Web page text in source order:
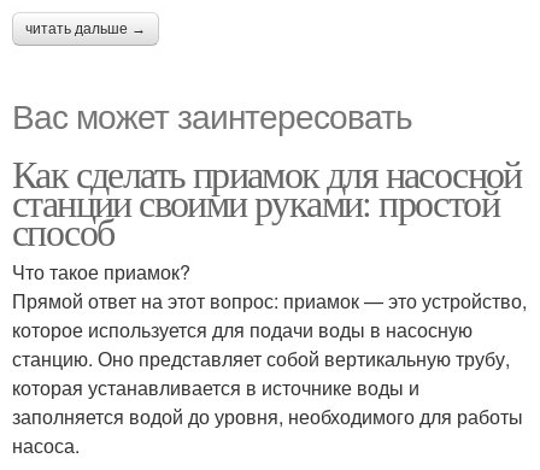
читать дальше →
Вас может заинтересовать
Как сделать приамок для насосной
станции своими руками: простой
способ
Что такое приамок?
Прямой ответ на этот вопрос: приамок — это устройство,
которое используется для подачи воды в насосную
станцию. Оно представляет собой вертикальную трубу,
которая устанавливается в источнике воды и
заполняется водой до уровня, необходимого для работы
насоса.